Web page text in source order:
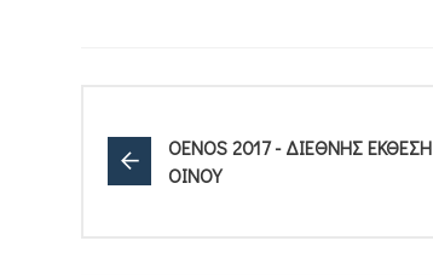
OENOS 2017 - ΔΙΕΘΝΗΣ ΕΚΘΕΣΗ
ΟΙΝΟΥ